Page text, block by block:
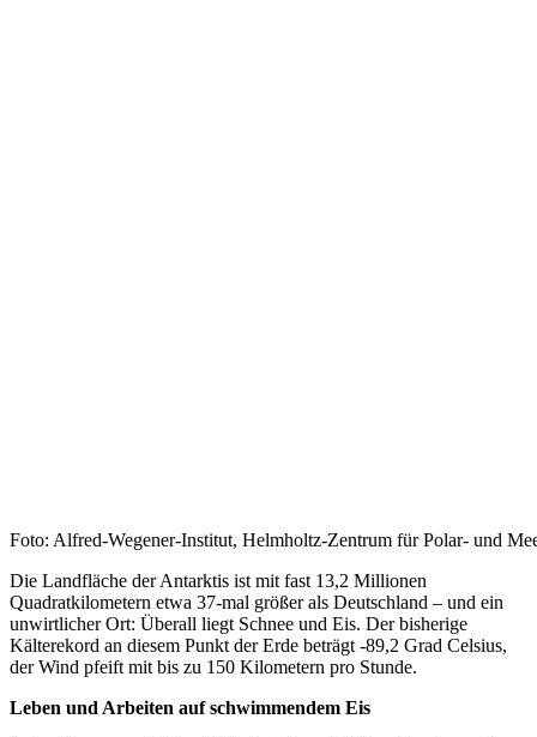
Foto: Alfred-Wegener-Institut, Helmholtz-Zentrum für Polar- und
Die Landfläche der Antarktis ist mit fast 13,2 Millionen
Quadratkilometern etwa 37-mal größer als Deutschland – und ein
unwirtlicher Ort: Überall liegt Schnee und Eis. Der bisherige
Kälterekord an diesem Punkt der Erde beträgt -89,2 Grad Celsius,
der Wind pfeift mit bis zu 150 Kilometern pro Stunde.
Leben und Arbeiten auf schwimmendem Eis